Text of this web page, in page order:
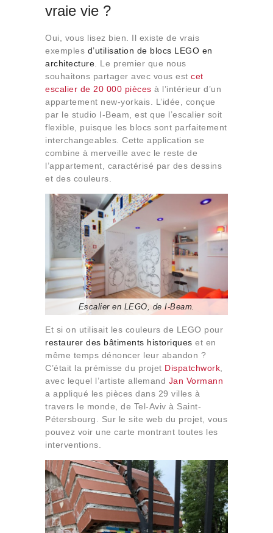
vraie vie ?
Oui, vous lisez bien. Il existe de vrais
exemples d’utilisation de blocs LEGO en
architecture . Le premier que nous
souhaitons partager avec vous est cet
escalier de 20 000 pièces à l’intérieur d’un
appartement new-yorkais. L’idée, conçue
par le studio I-Beam, est que l’escalier soit
flexible, puisque les blocs sont parfaitement
interchangeables. Cette application se
combine à merveille avec le reste de
l’appartement, caractérisé par des dessins
et des couleurs.
Escalier en LEGO, de I-Beam.
Et si on utilisait les couleurs de LEGO pour
restaurer des bâtiments historiques et en
même temps dénoncer leur abandon ?
C’était la prémisse du projet Dispatchwork,
avec lequel l’artiste allemand Jan Vormann
a appliqué les pièces dans 29 villes à
travers le monde, de Tel-Aviv à Saint-
Pétersbourg. Sur le site web du projet, vous
pouvez voir une carte montrant toutes les
interventions.